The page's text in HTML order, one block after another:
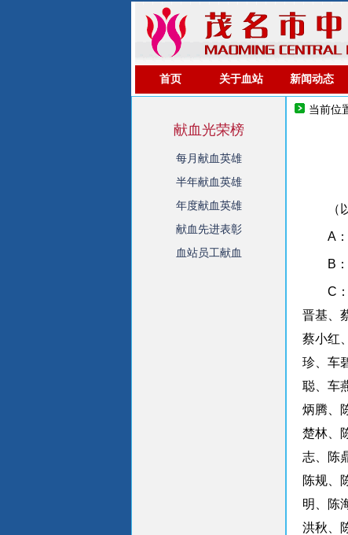
首页 关于血站 新闻动态
献血光荣榜
每月献血英雄
半年献血英雄
年度献血英雄
献血先进表彰
血站员工献血
当前位
A
B
C
晋基、
蔡小红
珍、车
聪、车
炳腾、
楚林、
志、陈
陈规、
明、陈
洪秋、